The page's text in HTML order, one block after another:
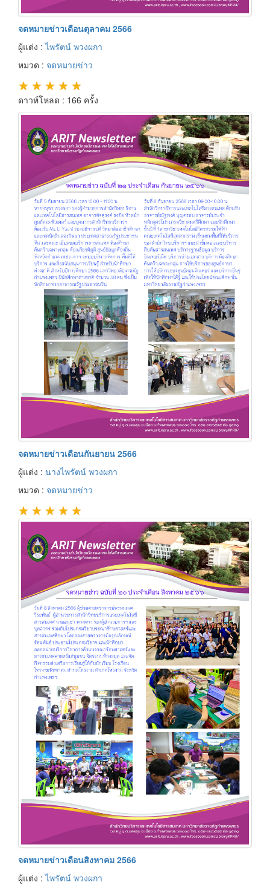
จดหมายข่าวเดือนตุลาคม 2566
ผู้แต่ง :ไพรัตน์ พวงผกา
หมวด : จดหมายข่าว
★ ★ ★ ★ ★
ดาวห์โหลด : 166 ครั้ง
จดหมายข่าวเดือนกันยายน 2566
ผู้แต่ง : นางไพรัตน์ พวงผกา
หมวด : จดหมายข่าว
★ ★ ★ ★ ★
จดหมายข่าวเดือนสิงหาคม 2566
ผู้แต่ง :ไพรัตน์ พวงผกา